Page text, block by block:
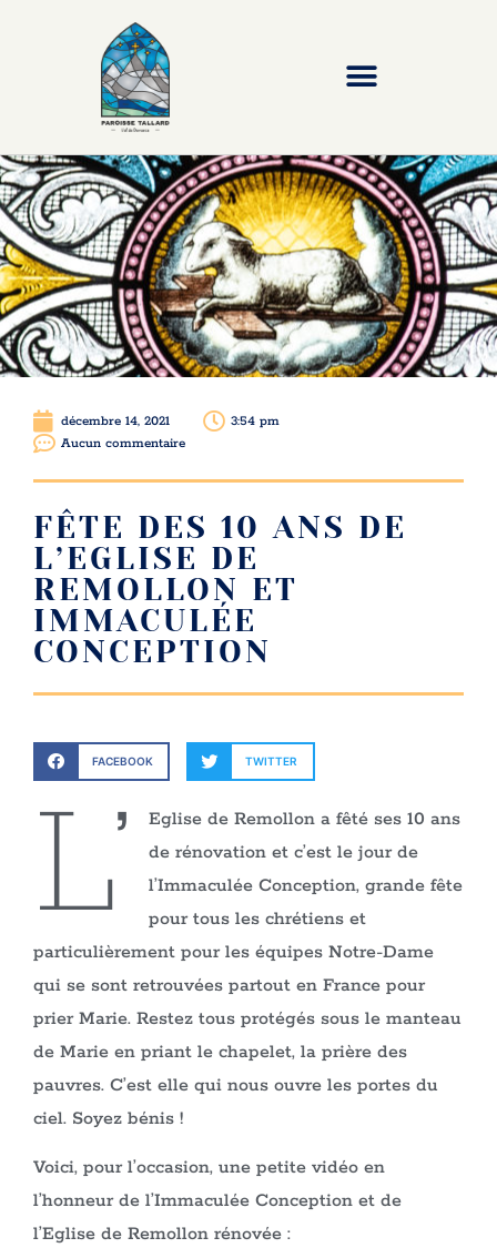
décembre 14, 2021
3:54 pm
Aucun commentaire
FÊTE DES 10 ANS DE
L’EGLISE DE
REMOLLON ET
IMMACULÉE
CONCEPTION
FACEBOOK TWITTER
L’
Eglise de Remollon a fêté ses 10 ans
de rénovation et c’est le jour de
l’Immaculée Conception, grande fête
pour tous les chrétiens et
particulièrement pour les équipes Notre-Dame
qui se sont retrouvées partout en France pour
prier Marie. Restez tous protégés sous le manteau
de Marie en priant le chapelet, la prière des
pauvres. C’est elle qui nous ouvre les portes du
ciel. Soyez bénis !
Voici, pour l’occasion, une petite vidéo en
l’honneur de l’Immaculée Conception et de
l’Eglise de Remollon rénovée :